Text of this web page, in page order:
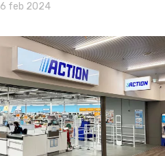
6 feb 2024